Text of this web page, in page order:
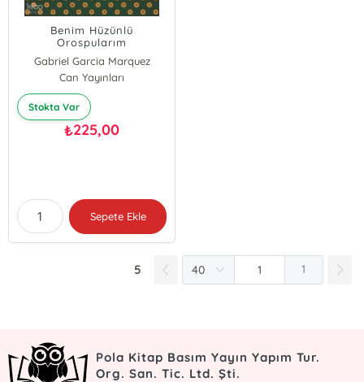
Benim Hüzünlü
Orospularım
Gabriel Garcia Marquez
Can Yayınları
Stokta Var
₺225,00
Sepete Ekle
5 1
Pola Kitap Basım Yayın Yapım Tur.
Org. San. Tic. Ltd. Şti.